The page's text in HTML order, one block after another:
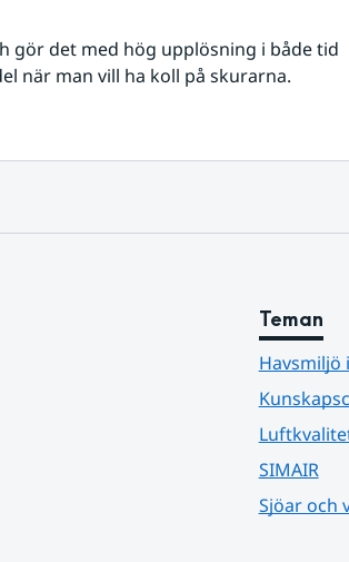
gör det med hög upplösning i både tid
när man vill ha koll på skurarna.
Teman
Havsmiljö
SIMAIR
Sjöar och